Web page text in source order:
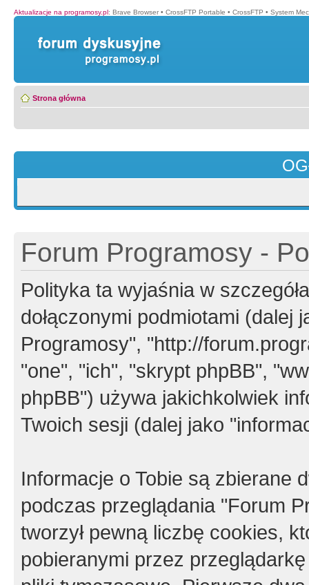
Aktualizacje na programosy.pl: Brave Browser • CrossFTP Portable • CrossFTP • System
Strona główna
Forum Programosy -
Polityka ta wyjaśnia w
dołączonymi podmiotami (dalej
Programosy", "http://
"one", "ich", "skrypt phpBB",
phpBB") używa jakichkolwiek
Twoich sesji (dalej jako
Informacje o Tobie są zbierane
podczas przeglądania "Forum
tworzył pewną liczbę cookies,
pobieranymi przez